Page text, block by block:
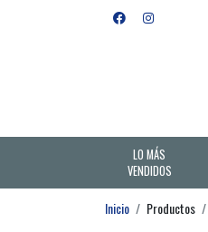
LO MÁS
VENDIDOS
Inicio Productos